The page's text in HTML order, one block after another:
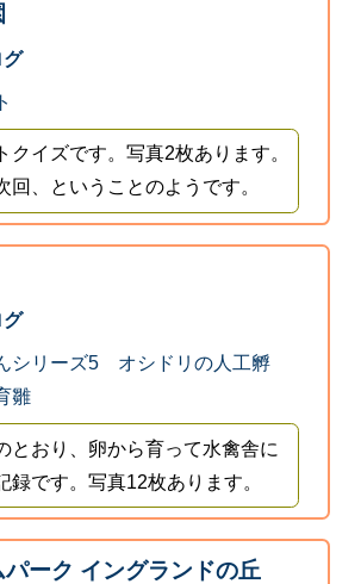
グ
イズです。写真2枚あります。
回、ということのようです。
シリーズ5 オシドリの人工孵
雛
とおり、卵から育って水禽舎に
録です。写真12枚あります。
ーク イングランドの丘